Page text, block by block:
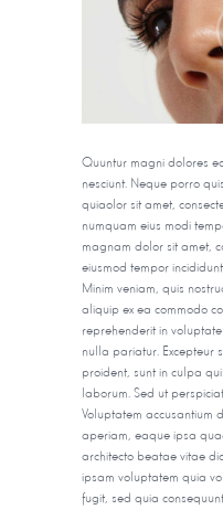
Quuntur magni dolores
nesciunt. Neque porro
quiaolor sit amet,
numquam eius modi
magnam dolor sit amet,
eiusmod tempor
Minim veniam, quis
aliquip ex ea commodo
reprehenderit in
nulla pariatur. Excepteur
proident, sunt in culpa
laborum. Sed ut
Voluptatem accusantium
aperiam, eaque ipsa
architecto beatae vitae
ipsam voluptatem quia
fugit, sed quia